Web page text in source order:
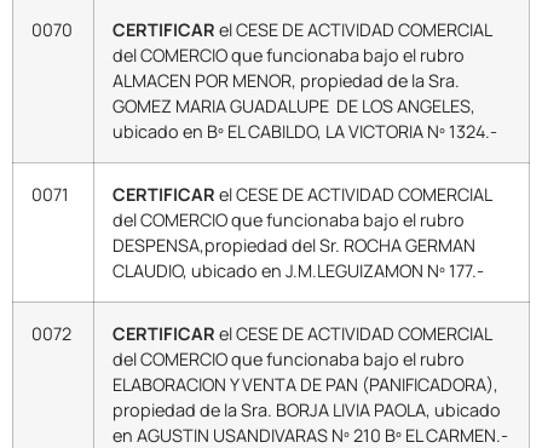
0070 CERTIFICAR el CESE DE ACTIVIDAD COMERCIAL
del COMERCIO que funcionaba bajo el rubro
ALMACEN POR MENOR, propiedad de la Sra.
GOMEZ MARIA GUADALUPE DE LOS ANGELES,
ubicado en Bº EL CABILDO, LA VICTORIA Nº 1324.-
0071 CERTIFICAR el CESE DE ACTIVIDAD COMERCIAL
del COMERCIO que funcionaba bajo el rubro
DESPENSA,propiedad del Sr. ROCHA GERMAN
CLAUDIO, ubicado en J.M.LEGUIZAMON Nº 177.-
0072 CERTIFICAR el CESE DE ACTIVIDAD COMERCIAL
del COMERCIO que funcionaba bajo el rubro
ELABORACION Y VENTA DE PAN (PANIFICADORA),
propiedad de la Sra. BORJA LIVIA PAOLA, ubicado
en AGUSTIN USANDIVARAS Nº 210 Bº EL CARMEN.-